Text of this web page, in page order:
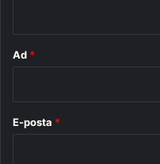
Ad *
E-posta *